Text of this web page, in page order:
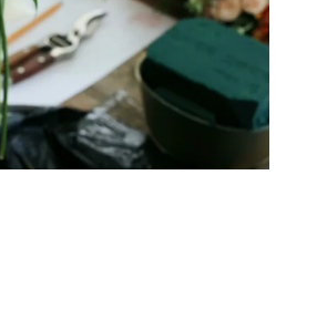
Categories
(123)
(30)